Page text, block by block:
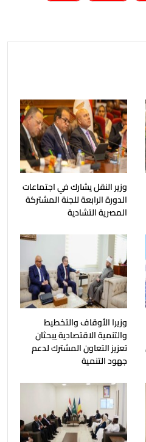
وزير النقل يشارك في اجتماعات
الدورة الرابعة للجنة المشتركة
المصرية التشادية
وزيرا الأوقاف والتخطيط
والتنمية الاقتصادية يبحثان
تعزيز التعاون المشترك لدعم
جهود التنمية